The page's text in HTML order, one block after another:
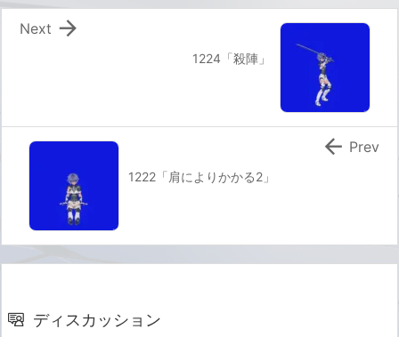
1224「殺陣」

Next
1222「肩によりかかる2」
 Prev
ディスカッション